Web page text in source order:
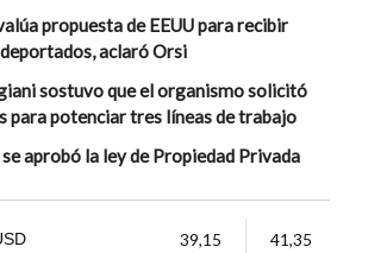
propuesta de EEUU para recibir
aclaró Orsi
sostuvo que el organismo solicitó
para potenciar tres líneas de trabajo
aprobó la ley de Propiedad Privada
39,15 41,35